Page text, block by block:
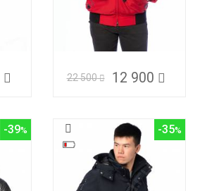
22 500 12 900
-39 -35